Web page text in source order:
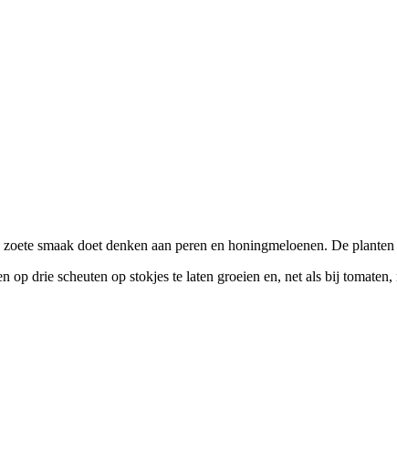
smaak doet denken aan peren en honingmeloenen. De
drie scheuten op stokjes te laten groeien en, net als bij